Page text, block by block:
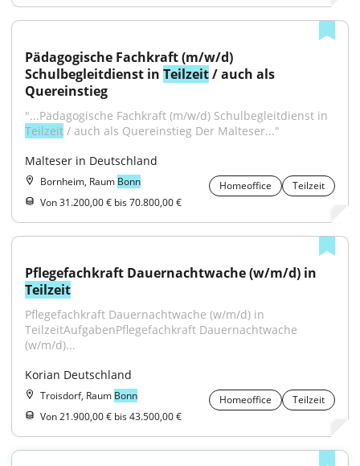
Pädagogische Fachkraft (m/w/d)
Schulbegleitdienst in Teilzeit / auch als
Quereinstieg
Teilzeit / auch als Quereinstieg Der Malteser..."
Malteser in Deutschland
Bornheim, Raum Bonn Homeoffice
Teilzeit
Von 31.200,00 € bis 70.800,00 €
Teilzeit
Pflegefachkraft Dauernachtwache (w/m/d) in
TeilzeitAufgabenPflegefachkraft Dauernachtwache
(w/m/d)...
Korian Deutschland
Troisdorf, Raum Bonn Homeoffice
Teilzeit
Von 21.900,00 € bis 43.500,00 €